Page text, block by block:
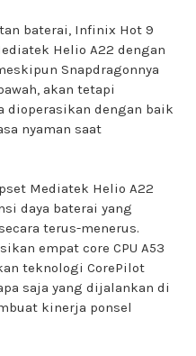
baterai, Infinix Hot 9
Helio A22 dengan
Snapdragonnya
akan tetapi
dioperasikan dengan baik
nyaman saat
Mediatek Helio A22
daya baterai yang
terus-menerus.
empat core CPU A53
teknologi CorePilot
saja yang dijalankan di
kinerja ponsel